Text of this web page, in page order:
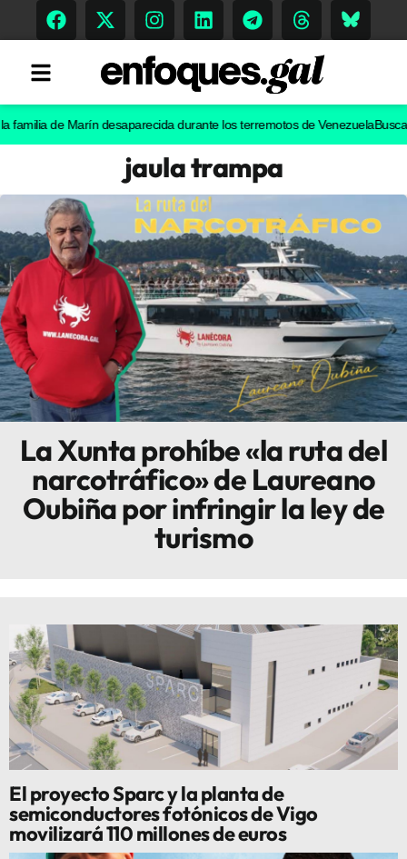
Memoria Histórica
Gastronomía
Escenarios
Sostenibilidad
Innova
de Marín desaparecida durante los terremotos de VenezuelaBuscan a un
jaula trampa
La Xunta prohíbe «la ruta del
narcotráfico» de Laureano
Oubiña por infringir la ley de
turismo
El proyecto Sparc y la planta de
semiconductores fotónicos de Vigo
movilizará 110 millones de euros